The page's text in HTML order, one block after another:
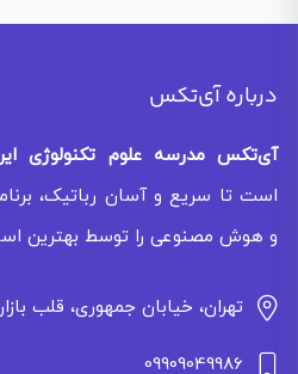
درباره آی‌تکس
آی‌تکس مدرسه علوم تکنولوژی
است تا سریع و آسان رباتیک،
و هوش مصنوعی را توسط بهترین
تهران، خیابان جمهوری، قلب
09909049986